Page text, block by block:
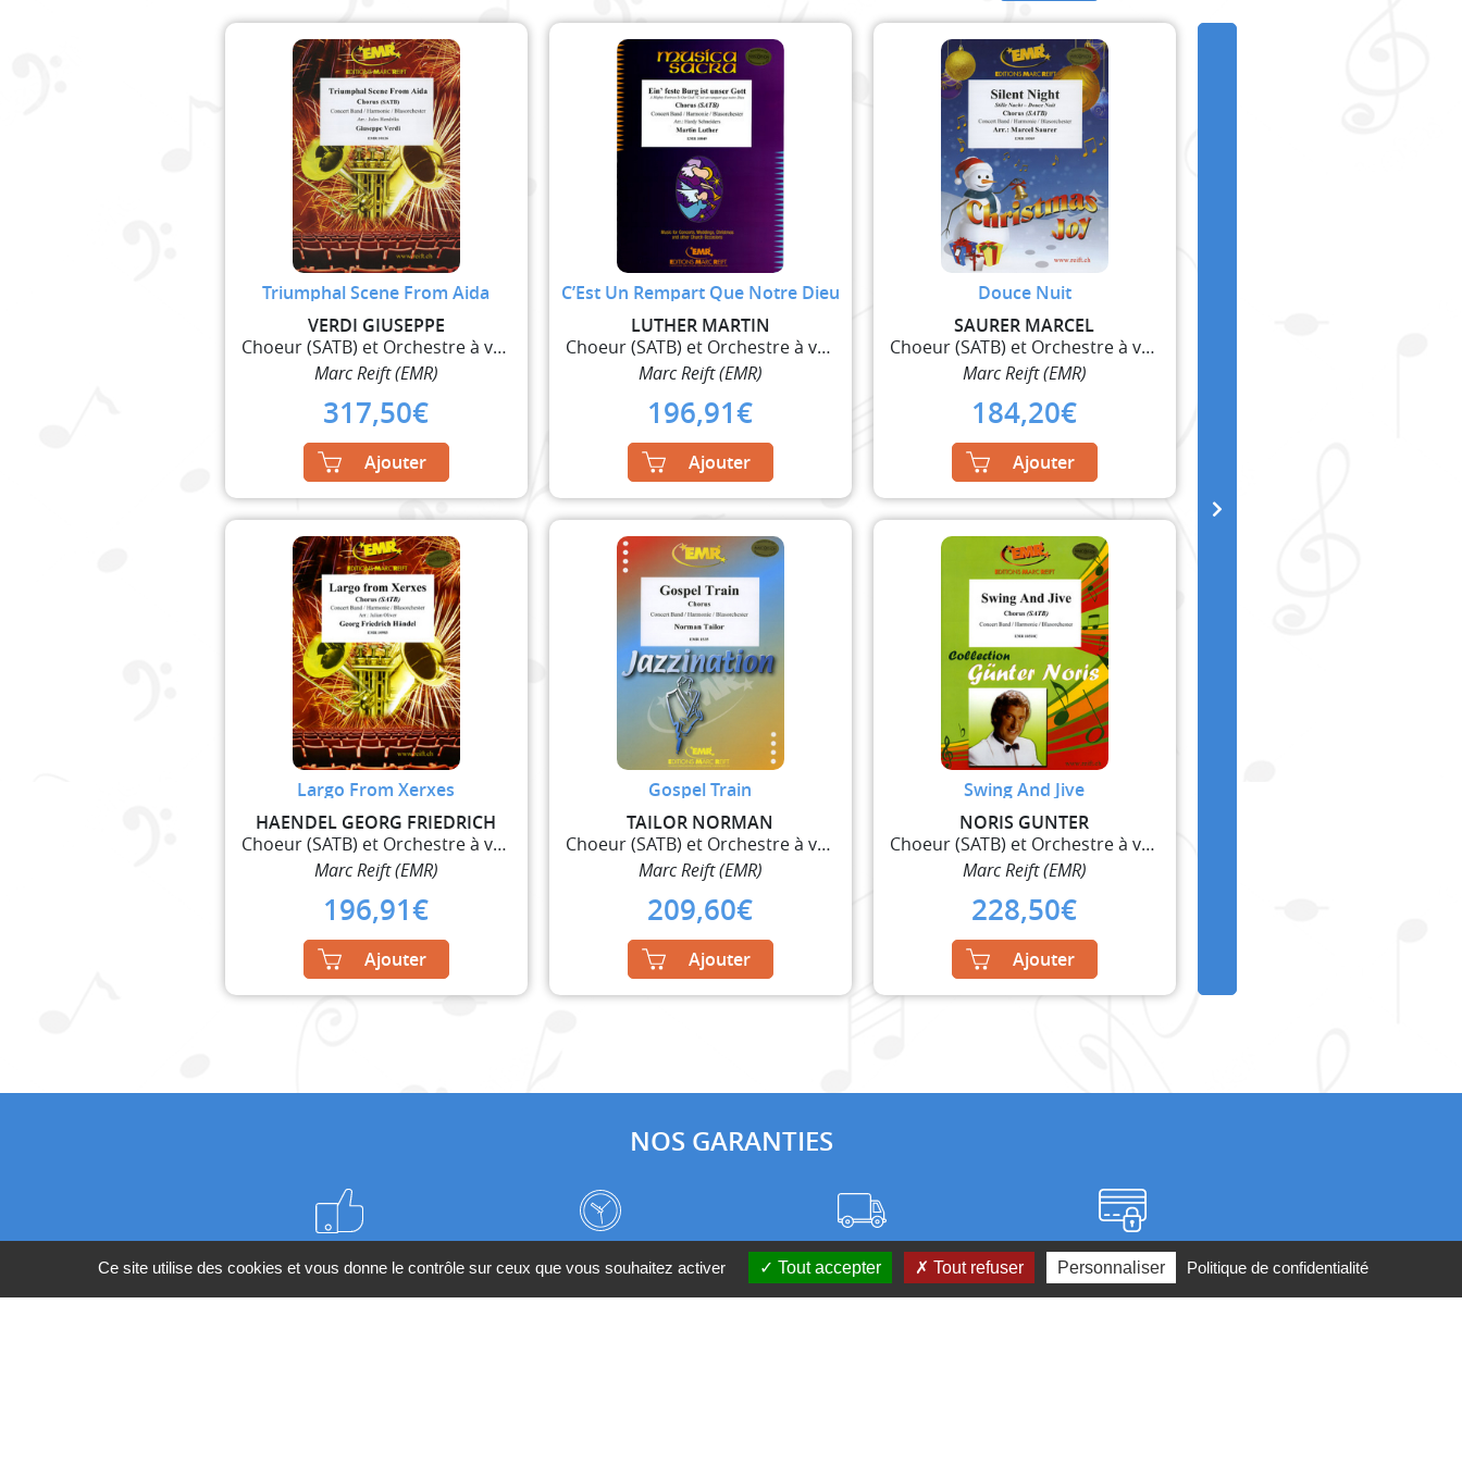
Triumphal Scene From Aida
VERDI GIUSEPPE
Choeur (SATB) et Orchestre à vent
Marc Reift (EMR)
317,50€
Ajouter
C’Est Un Rempart Que Notre Dieu
LUTHER MARTIN
Choeur (SATB) et Orchestre à vent
Marc Reift (EMR)
196,91€
Ajouter
Douce Nuit
SAURER MARCEL
Choeur (SATB) et Orchestre à vent
Marc Reift (EMR)
184,20€
Ajouter
Largo From Xerxes
HAENDEL GEORG FRIEDRICH
Choeur (SATB) et Orchestre à vent
Marc Reift (EMR)
196,91€
Ajouter
Gospel Train
TAILOR NORMAN
Choeur (SATB) et Orchestre à vent
Marc Reift (EMR)
209,60€
Ajouter
Swing And Jive
NORIS GUNTER
Choeur (SATB) et Orchestre à vent
Marc Reift (EMR)
228,50€
Ajouter
NOS GARANTIES
Meilleurs prix du web Frais de port à prix coûtant Paiement sécurisé
Ce site utilise des cookies et vous donne le contrôle sur ceux que vous souhaitez activer Tout accepter Tout refuser Personnaliser Politique de confidentialité